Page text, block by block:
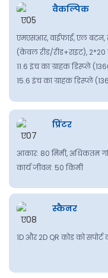
वैकल्पिक
एमएसआर, वाईफाई, एल बटन,
(केवल रीड/रीड+राइट), 2*20
11.6 इंच का ग्राहक डिस्प्ले
15.6 इंच का ग्राहक डिस्प्ले
प्रिंटर
आकार: 80 मिमी, अधिकतम
कार्य जीवन: 50 किमी
स्कैनर
1D और 2D QR कोड को सपोर्ट